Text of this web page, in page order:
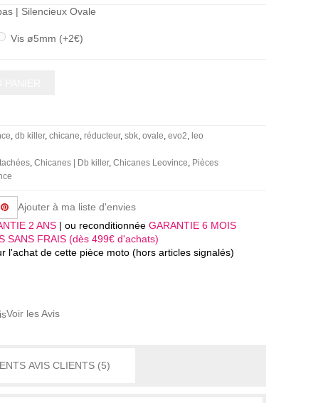
| Silencieux Ovale
Vis ø5mm (+2€)
db killer chicane réducteur sbk ovale evo2
leo
Chicanes | Db killer Chicanes Leovince
Pièces
Ajouter à ma liste d'envies
2 ANS | ou reconditionnée GARANTIE 6 MOIS
SANS FRAIS (dès 499€ d'achats)
l'achat de cette pièce moto (hors articles signalés)
Voir les Avis
AVIS CLIENTS (5)